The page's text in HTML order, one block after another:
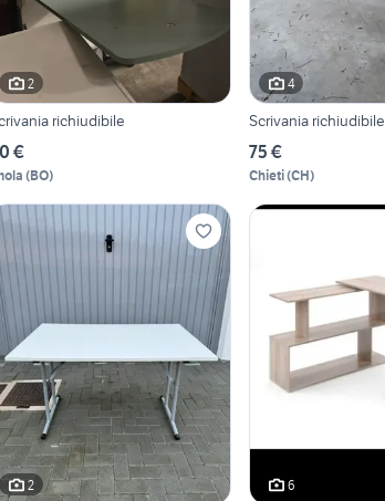
2
richiudibile
€
(BO)
4
Scrivania richiudibile
75 €
Chieti(CH)
2 6